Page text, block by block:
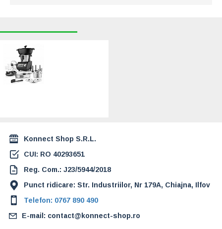
Konnect Shop S.R.L.
CUI: RO 40293651
Reg. Com.: J23/5944/2018
Punct ridicare: Str. Industriilor, Nr 179A, Chiajna, Ilfov
Telefon: 0767 890 490
E-mail: contact@konnect-shop.ro